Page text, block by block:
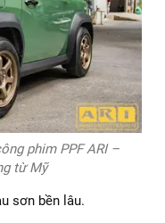
màu xanh cá tính của
(<0,013mm).